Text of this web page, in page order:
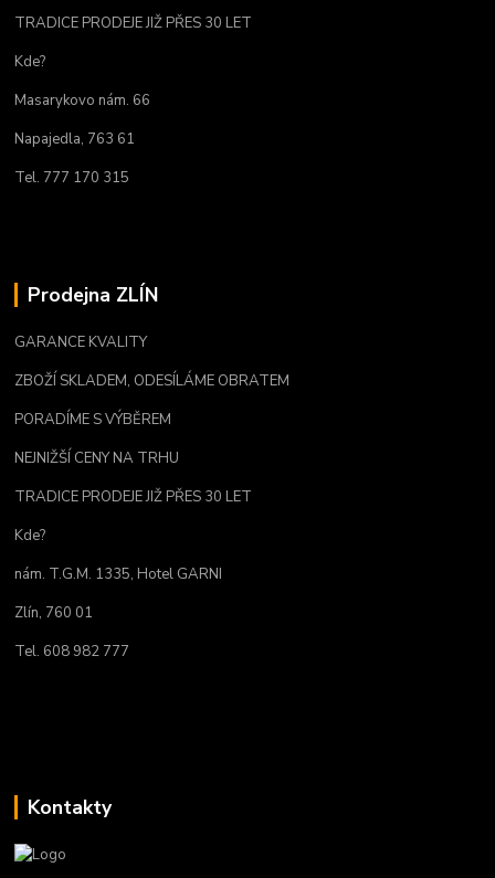
TRADICE PRODEJE JIŽ PŘES 30 LET
Kde?
Masarykovo nám. 66
Napajedla, 763 61
Tel. 777 170 315
Prodejna ZLÍN
GARANCE KVALITY
ZBOŽÍ SKLADEM, ODESÍLÁME OBRATEM
PORADÍME S VÝBĚREM
NEJNIŽŠÍ CENY NA TRHU
TRADICE PRODEJE JIŽ PŘES 30 LET
Kde?
nám. T.G.M. 1335, Hotel GARNI
Zlín, 760 01
Tel. 608 982 777
Kontakty